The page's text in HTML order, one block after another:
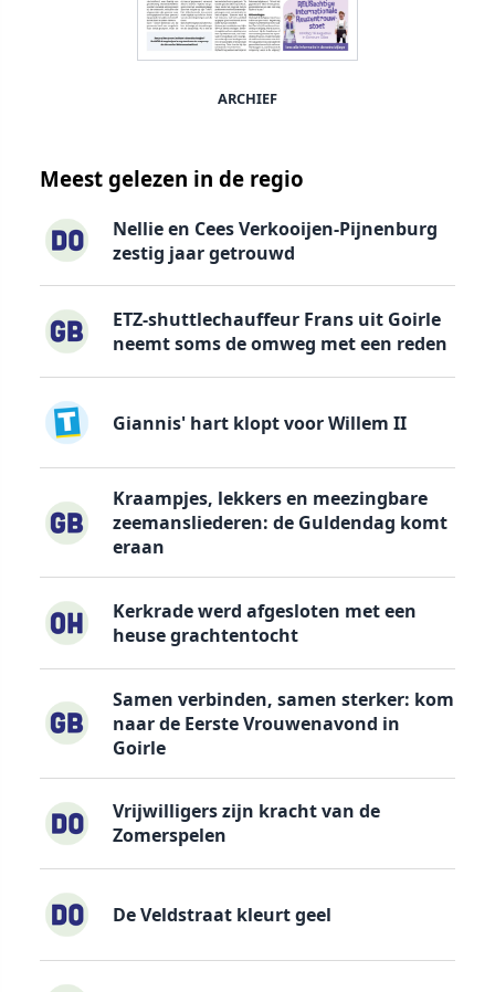
ARCHIEF
Meest gelezen in de regio
Nellie en Cees Verkooijen-Pijnenburg
zestig jaar getrouwd
ETZ-shuttlechauffeur Frans uit Goirle
neemt soms de omweg met een reden
Giannis' hart klopt voor Willem II
Kraampjes, lekkers en meezingbare
zeemansliederen: de Guldendag komt
eraan
Kerkrade werd afgesloten met een
heuse grachtentocht
Samen verbinden, samen sterker: kom
naar de Eerste Vrouwenavond in
Goirle
Vrijwilligers zijn kracht van de
Zomerspelen
De Veldstraat kleurt geel